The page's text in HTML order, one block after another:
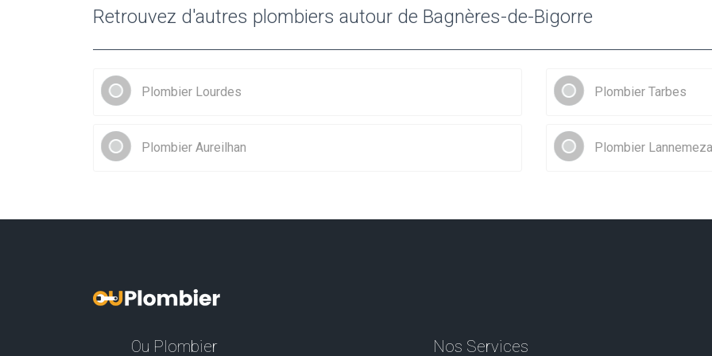
Retrouvez d'autres plombiers autour de Bagnères-de-Bigorre
Plombier Lourdes Plombier Tarbes
Plombier Aureilhan Plombier
Ou Plombier Nos Services